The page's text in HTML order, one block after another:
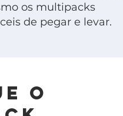
os multipacks
de pegar e levar.
o